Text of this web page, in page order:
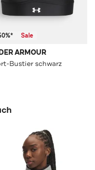
Sale
ARMOUR
Bustier schwarz